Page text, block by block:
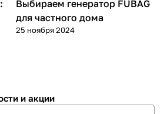
Генераторы
Выбираем генератор FUBAG
для частного дома
25 ноября 2024
и акции